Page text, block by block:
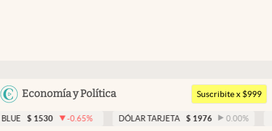
Argentina
Economía y Política
Members
Economía y Política
Suscribite x $999
-0.65% DÓLAR TARJETA $ 1976 0.00 % DÓLAR MEP